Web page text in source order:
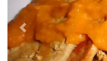
Anterior